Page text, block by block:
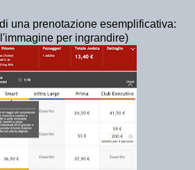
una prenotazione esemplificativa:
per ingrandire)